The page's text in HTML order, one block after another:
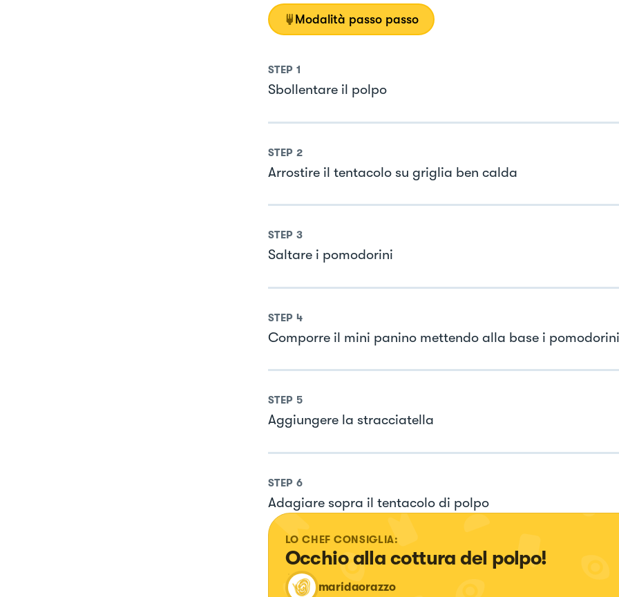
Modalità passo passo
STEP 1
Sbollentare il polpo
STEP 2
Arrostire il tentacolo su griglia ben calda
STEP 3
Saltare i pomodorini
STEP 4
Comporre il mini panino mettendo alla base i pomodorini
STEP 5
Aggiungere la stracciatella
STEP 6
Adagiare sopra il tentacolo di polpo
LO CHEF CONSIGLIA:
Occhio alla cottura del polpo!
maridaorazzo